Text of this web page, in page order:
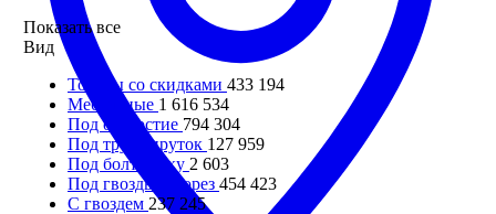
Показать все
Вид
Товары со скидками 433 194
Мебельные 1 616 534
Под отверстие 794 304
Под трубу/пруток 127 959
Под болт/гайку 2 603
Под гвоздь/саморез 454 423
С гвоздем 237 245